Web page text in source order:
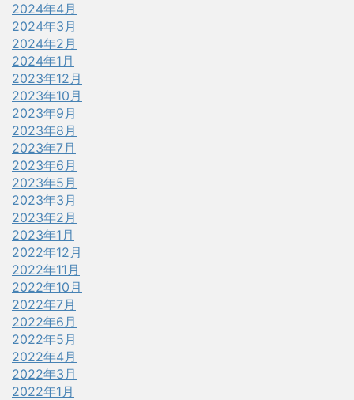
2024年4月
2024年3月
2024年2月
2024年1月
2023年12月
2023年10月
2023年9月
2023年8月
2023年7月
2023年6月
2023年5月
2023年3月
2023年2月
2023年1月
2022年12月
2022年11月
2022年10月
2022年7月
2022年6月
2022年5月
2022年4月
2022年3月
2022年1月